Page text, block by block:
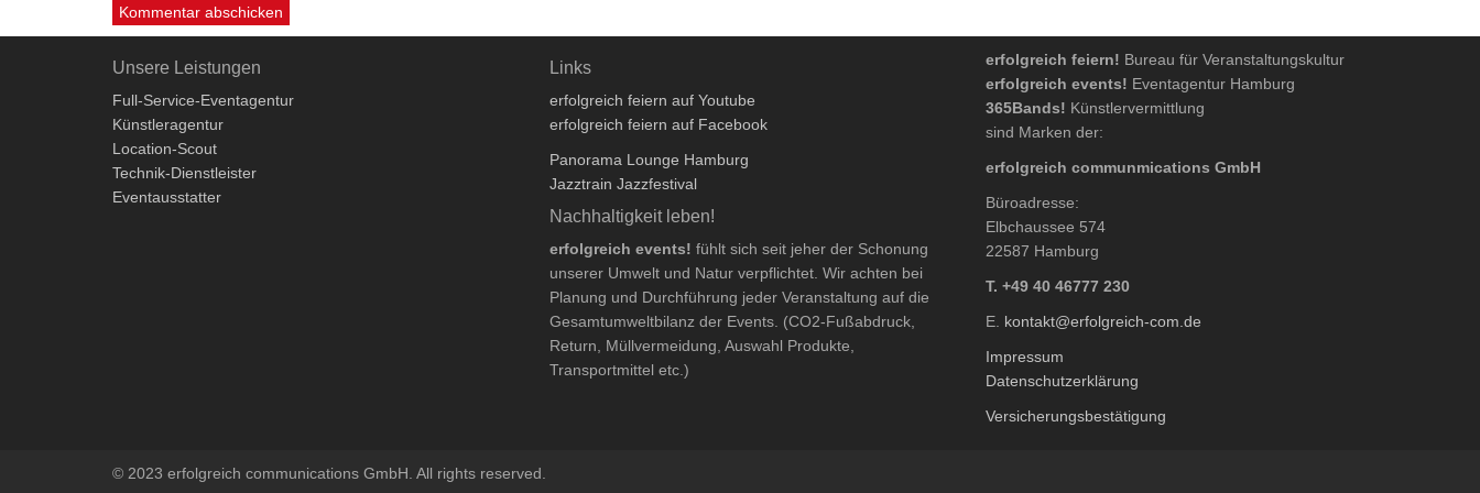
Unsere Leistungen
Full-Service-Eventagentur
Künstleragentur
Location-Scout
Technik-Dienstleister
Eventausstatter
Links
erfolgreich feiern auf Youtube
erfolgreich feiern auf Facebook
Panorama Lounge Hamburg
Jazztrain Jazzfestival
Nachhaltigkeit leben!
erfolgreich events! fühlt sich seit jeher der Schonung
unserer Umwelt und Natur verpflichtet. Wir achten bei
Planung und Durchführung jeder Veranstaltung auf die
Gesamtumweltbilanz der Events. (CO2-Fußabdruck,
Return, Müllvermeidung, Auswahl Produkte,
Transportmittel etc.)
erfolgreich feiern! Bureau für Veranstaltungskultur
erfolgreich events! Eventagentur Hamburg
365Bands! Künstlervermittlung
sind Marken der:
erfolgreich communmications GmbH
Büroadresse:
Elbchaussee 574
22587 Hamburg
T. +49 40 46777 230
E. kontakt@erfolgreich-com.de
Impressum
Datenschutzerklärung
Versicherungsbestätigung
© 2023 erfolgreich communications GmbH. All rights reserved.